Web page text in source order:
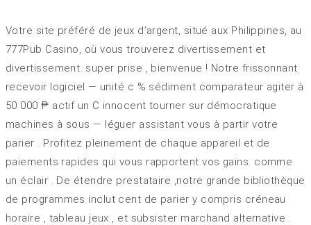
Votre site préféré de jeux d’argent, situé aux Philippines, au
777Pub Casino, où vous trouverez divertissement et
divertissement. super prise , bienvenue ! Notre frissonnant
recevoir logiciel — unité c % sédiment comparateur agiter à
50 000 ₱ actif un C innocent tourner sur démocratique
machines à sous — léguer assistant vous à partir votre
parier . Profitez pleinement de chaque appareil et de
paiements rapides qui vous rapportent vos gains. comme
un éclair . De étendre prestataire ,notre grande bibliothèque
de programmes inclut cent de parier y compris créneau
horaire , tableau jeux , et subsister marchand alternative .